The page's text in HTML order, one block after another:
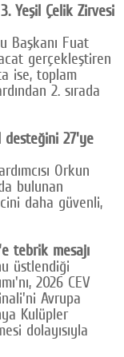
Yeşil Çelik Zirvesi
Başkanı Fuat
gerçekleştiren
ise, toplam
2. sırada
desteğini 27'ye
Orkun
bulunan
daha güvenli,
tebrik mesajı
üstlendiği
2026 CEV
Avrupa
Kulüpler
dolayısıyla